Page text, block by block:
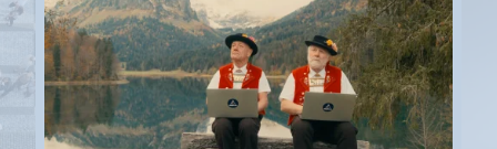
Bern 15
Bern 22
Bern 65
Bern 9
Bern-Zollikofen